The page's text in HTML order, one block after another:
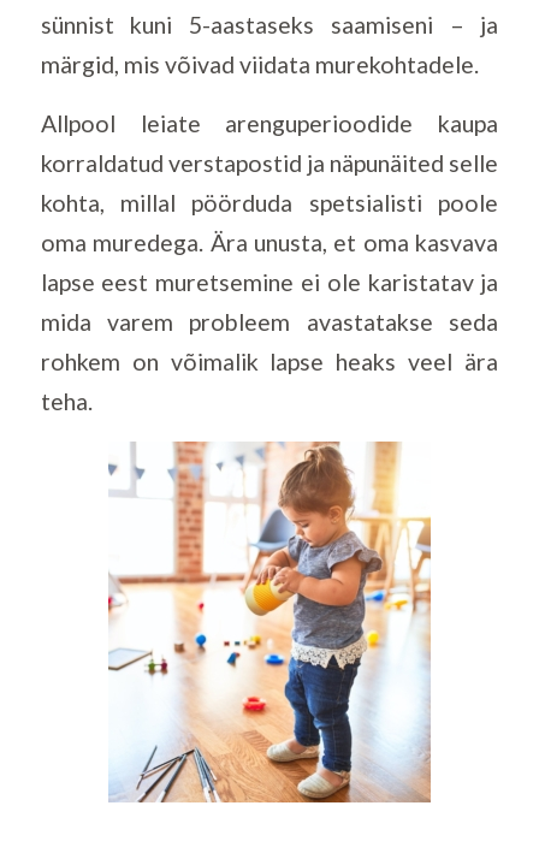
sünnist kuni 5-aastaseks saamiseni – ja
märgid, mis võivad viidata murekohtadele.
Allpool leiate arenguperioodide kaupa
korraldatud verstapostid ja näpunäited selle
kohta, millal pöörduda spetsialisti poole
oma muredega. Ära unusta, et oma kasvava
lapse eest muretsemine ei ole karistatav ja
mida varem probleem avastatakse seda
rohkem on võimalik lapse heaks veel ära
teha.